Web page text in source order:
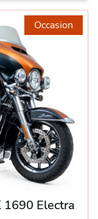
Occasion
1690 Electra